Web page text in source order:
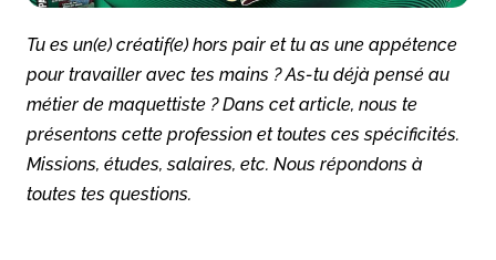
Tu es un(e) créatif(e) hors pair et tu as une appétence
pour travailler avec tes mains ? As-tu déjà pensé au
métier de maquettiste ? Dans cet article, nous te
présentons cette profession et toutes ces spécificités.
Missions, études, salaires, etc. Nous répondons à
toutes tes questions.